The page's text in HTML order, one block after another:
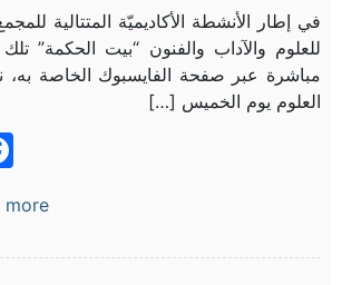
في إطار الأنشطة الأكاديميّة المتتالية
للعلوم والآداب والفنون “بيت الحكمة”
مباشرة عبر صفحة الفايسبوك الخاصة
العلوم يوم الخميس […]
more